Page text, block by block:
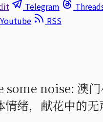
Telegram
Youtube
RSS
some noise: 澳
情绪，献花中的无